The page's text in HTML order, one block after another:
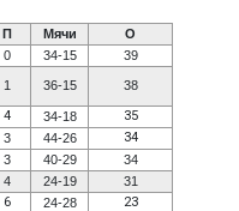
П Мячи
О
0 34-15 39
1 36-15 38
4 34-18 35
3 44-26 34
3 40-29
34
4 24-19
31
6 24-28 23